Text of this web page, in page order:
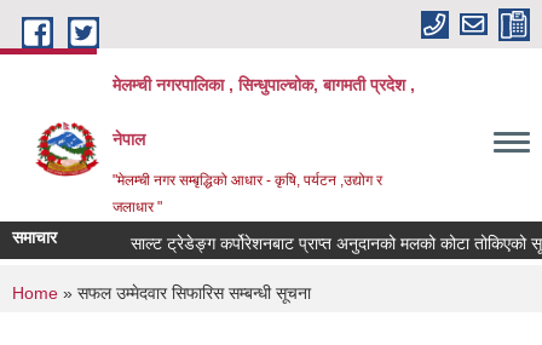
Skip to main content
मेलम्ची नगरपालिका , सिन्धुपाल्चोक, बागमती प्रदेश ,
नेपाल
"मेलम्ची नगर सम्बृद्धिको आधार - कृषि, पर्यटन ,उद्योग र
जलाधार "
समाचार साल्ट ट्रेडेङ्ग कर्पोरेशनबाट प्राप्त अनुदानको मलको कोटा तोकिएको
You are here
Home » सफल उम्मेदवार सिफारिस सम्बन्धी सूचना